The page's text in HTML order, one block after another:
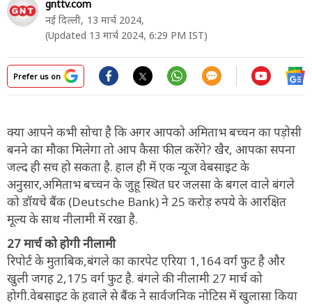
gnttv.com
नई दिल्ली, 13 मार्च 2024,
(Updated 13 मार्च 2024, 6:29 PM IST)
Prefer us on
क्या आपने कभी सोचा है कि अगर आपको अमिताभ बच्चन का पड़ोसी
बनने का मौका मिलेगा तो आप कैसा फील करेंगे? खैर, आपका सपना
जल्द ही सच हो सकता है. हाल ही में एक न्यूज वेबसाइट के
अनुसार,अमिताभ बच्चन के जुहू स्थित घर जलसा के बगल वाले बंगले
को डॉयचे बैंक (Deutsche Bank) ने 25 करोड़ रुपये के आरक्षित
मूल्य के साथ नीलामी में रखा है.
27 मार्च को होगी नीलामी
रिपोर्ट के मुताबिक,बंगले का कारपेट एरिया 1,164 वर्ग फुट है और
खुली जगह 2,175 वर्ग फुट है. बंगले की नीलामी 27 मार्च को
होगी.वेबसाइट के हवाले से बैंक ने सार्वजनिक नोटिस में खुलासा किया